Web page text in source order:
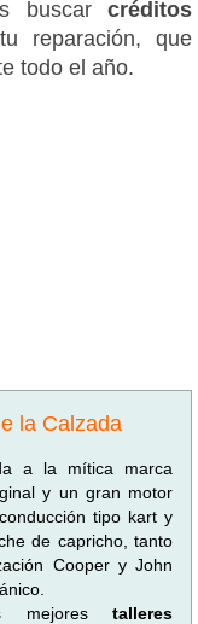
buscar créditos
reparación, que
todo el año.
la Calzada
a la mítica marca
y un gran motor
tipo kart y
de capricho, tanto
Cooper y John
mejores talleres